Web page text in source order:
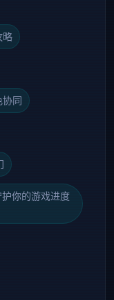
略
协同
你的游戏进度